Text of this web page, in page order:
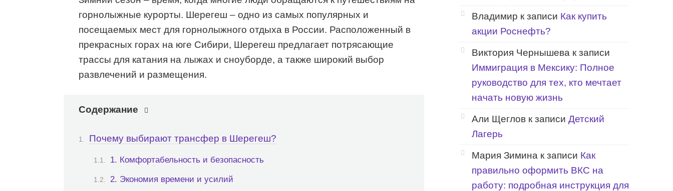
горнолыжные курорты. Шерегеш – одно из самых популярных и
посещаемых мест для горнолыжного отдыха в России. Расположенный в
прекрасных горах на юге Сибири, Шерегеш предлагает потрясающие
трассы для катания на лыжах и сноуборде, а также широкий выбор
развлечений и размещения.
Содержание
Почему выбирают трансфер в Шерегеш?
1. Комфортабельность и безопасность
2. Экономия времени и усилий
Владимир к записи Как купить
акции Роснефть?
Виктория Чернышева к записи
Иммиграция в Мексику: Полное
руководство для тех, кто мечтает
начать новую жизнь
Али Щеглов к записи Детский
Лагерь
Мария Зимина к записи Как
правильно оформить ВКС на
работу: подробная инструкция для